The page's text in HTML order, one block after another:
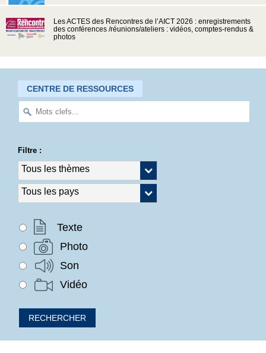
Les ACTES des Rencontres de l’AICT 2026 : enregistrements
des conférences /réunions/ateliers : vidéos, comptes-rendus &
photos
CENTRE DE RESSOURCES
Filtre :
Texte
Photo
Son
Vidéo